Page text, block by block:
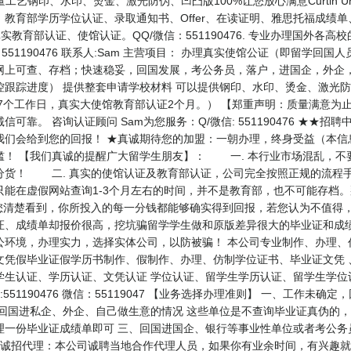
育部学历学位认证、录取通知书、Offer、在读证明、雅思托福成绩
教育部认证、使馆认证。QQ/微信：551190476. 专业办理国外各高
联系人:Sam 主营项目： 办理真实使馆公证（即留学回国
可查、存档；快速稳妥，回国发展，考公务员，落户，进国企，外
踪进度） 提供整套申请学校材料 可以提供钢印、水印、烫金、激光
工作日，真实大使馆教育部认证2个月。） 【郑重声明：质量满意为
信可靠。 咨询认证顾问 Sam为您服务：Q/微信: 551190476 ★★招聘
会给到您的回报！ ★真诚期待您的加盟：一朝办理，终身受益（本
！ 【我们真诚的提醒广大留学生朋友】： 一. 本行业市场混乱，不
货！ 二. 真实的使馆认证及教育部认证，公司完全按照正规的流程
在虚假网站查询1-3个月左右的时间，并不是教育部，也不可能存档
看到，你所投入的每一分钱都能够确实得到回报，若您认为不值得
成绩单却报价很高，挖坑骗留学学生做和原版差异很大的毕业证和
境，办理实力，选择实体公司，以防被骗！ 本公司专业制作、办理
假毕业证假学历书制作、假制作、办理、仿制学位证书、毕业证文
认证、学历认证、文凭认证 学位认证、留学生学历认证、留学生学
微信：55119047 【业务选择办理准则】 一、工作未确定
国进私企、外企、自己做生意的情况 这些单位是不查询毕业证真伪的
份毕业证成绩单即可 三、回国进国企、银行等事业性单位或者考公
招代理：本公司诚聘当地合作代理人员，如果你有业余时间，有兴趣